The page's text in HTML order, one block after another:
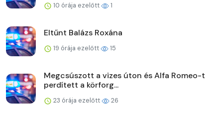
10 órája ezelőtt 1
Eltűnt Balázs Roxána
19 órája ezelőtt 15
Megcsúszott a vizes úton és Alfa Romeo-t
perdített a körforg...
23 órája ezelőtt 26